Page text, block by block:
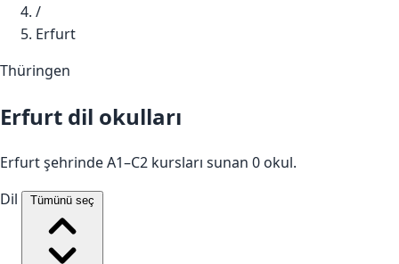
/
Erfurt
Thüringen
Erfurt dil okulları
Erfurt şehrinde A1–C2 kursları sunan 0 okul.
Dil
Tümünü seç